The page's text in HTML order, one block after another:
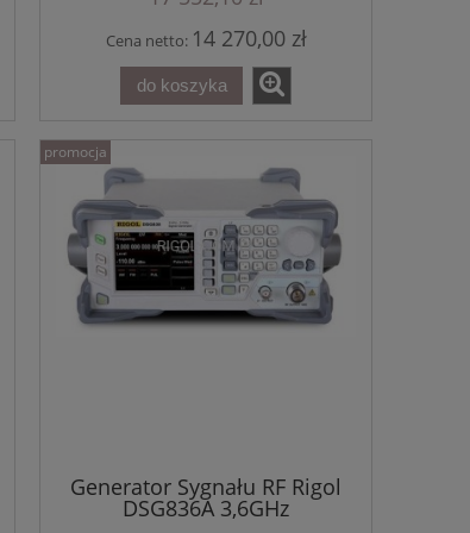
Cena netto: 14 270,00 zł
do koszyka
Generator Sygnału RF Rigol
DSG836A 3,6GHz
promocja